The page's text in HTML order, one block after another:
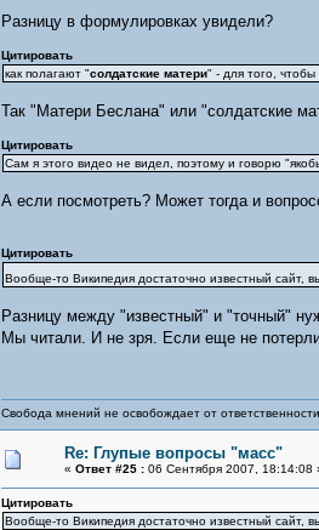
Разницу в формулировках увидели?
Цитировать
как полагают "солдатские матери" - для того,
Так "Матери Беслана" или "солдатские
Цитировать
Сам я этого видео не видел, поэтому и говорю
А если посмотреть? Может тогда и
Цитировать
Вообще-то Википедия достаточно известный сайт,
Разницу между "известный" и "точный"
Мы читали. И не зря. Если еще не
Свобода мнений не освобождает от
Re: Глупые вопросы "масс"
« Ответ #25 :06 Сентября 2007, 18:14:08
Цитировать
Вообще-то Википедия достаточно известный сайт,